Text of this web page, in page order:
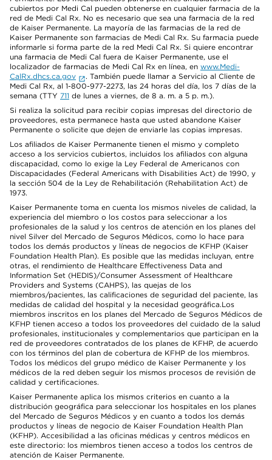
cubiertos por Medi Cal pueden obtenerse en cualquier farmacia de la
red de Medi Cal Rx. No es necesario que sea una farmacia de la red
de Kaiser Permanente. La mayoría de las farmacias de la red de
Kaiser Permanente son farmacias de Medi Cal Rx. Su farmacia puede
informarle si forma parte de la red Medi Cal Rx. Si quiere encontrar
una farmacia de Medi Cal fuera de Kaiser Permanente, use el
localizador de farmacias de Medi Cal Rx en línea, en www.Medi-
CalRx.dhcs.ca.gov
. También puede llamar a Servicio al Cliente de
Medi Cal Rx, al 1-800-977-2273, las 24 horas del día, los 7 días de la
semana (TTY 711 de lunes a viernes, de 8 a. m. a 5 p. m.).
Si realiza la solicitud para recibir copias impresas del directorio de
proveedores, esta permanece hasta que usted abandone Kaiser
Permanente o solicite que dejen de enviarle las copias impresas.
Los afiliados de Kaiser Permanente tienen el mismo y completo
acceso a los servicios cubiertos, incluidos los afiliados con alguna
discapacidad, como lo exige la Ley Federal de Americanos con
Discapacidades (Federal Americans with Disabilities Act) de 1990, y
la sección 504 de la Ley de Rehabilitación (Rehabilitation Act) de
1973.
Kaiser Permanente toma en cuenta los mismos niveles de calidad, la
experiencia del miembro o los costos para seleccionar a los
profesionales de la salud y los centros de atención en los planes del
nivel Silver del Mercado de Seguros Médicos, como lo hace para
todos los demás productos y líneas de negocios de KFHP (Kaiser
Foundation Health Plan). Es posible que las medidas incluyan, entre
otras, el rendimiento de Healthcare Effectiveness Data and
Information Set (HEDIS)/Consumer Assessment of Healthcare
Providers and Systems (CAHPS), las quejas de los
miembros/pacientes, las calificaciones de seguridad del paciente, las
medidas de calidad del hospital y la necesidad geográfica.Los
miembros inscritos en los planes del Mercado de Seguros Médicos de
KFHP tienen acceso a todos los proveedores del cuidado de la salud
profesionales, institucionales y complementarios que participan en la
red de proveedores contratados de los planes de KFHP, de acuerdo
con los términos del plan de cobertura de KFHP de los miembros.
Todos los médicos del grupo médico de Kaiser Permanente y los
médicos de la red deben seguir los mismos procesos de revisión de
calidad y certificaciones.
Kaiser Permanente aplica los mismos criterios en cuanto a la
distribución geográfica para seleccionar los hospitales en los planes
del Mercado de Seguros Médicos y en cuanto a todos los demás
productos y líneas de negocio de Kaiser Foundation Health Plan
(KFHP). Accesibilidad a las oficinas médicas y centros médicos en
este directorio: los miembros tienen acceso a todos los centros de
atención de Kaiser Permanente.